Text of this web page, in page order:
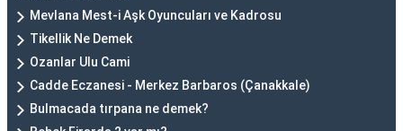
Mevlana Mest-i Aşk Oyuncuları ve Kadrosu
Tikellik Ne Demek
Ozanlar Ulu Cami
Cadde Eczanesi - Merkez Barbaros (Çanakkale)
Bulmacada tırpana ne demek?